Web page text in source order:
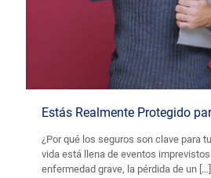
Estás Realmente Protegido
¿Por qué los seguros son clave para
vida está llena de eventos
enfermedad grave, la pérdida de un […]